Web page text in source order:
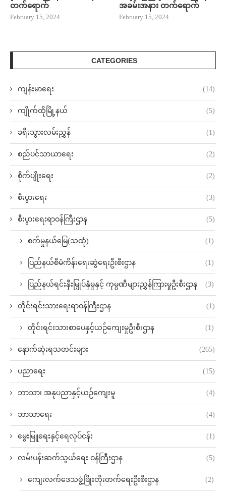
တက်ရောက်
February 15, 2024
အခမ်းအနား တက်ရောက်
February 15, 2024
CATEGORIES
ကျန်းမာရေး (14)
ကျိုက်ထိုမြို့နယ် (5)
ခရီးသွားလမ်းညွှန် (1)
စည်ပင်သာယာရေး (2)
စိုက်ပျိုးရေး (2)
စီးပွားရေး (3)
စီးပွားရေးရာဝန်ကြီးဌာန (5)
စက်မှုနယ်မြေ(သထုံ) (1)
ပြည်နယ်စီမံကိန်းရေးဆွဲရေးဦးစီးဌာန (1)
ပြည်နယ်ရင်းနှီးမြှုပ်နှံမှုနှင့် ကုမ္ပဏီများညွှန်ကြားမှုဦးစီးဌာန (3)
တိုင်းရင်းသားရေးရာဝန်ကြီးဌာန (1)
တိုင်းရင်းသားစာပေနှင့်ယဉ်ကျေးမှုဦးစီးဌာန (1)
နောက်ဆုံးရသတင်းများ (265)
ပညာရေး (15)
ဘာသာ၊ အနုပညာနှင့်ယဉ်ကျေးမူ (4)
ဘာသာရေး (4)
မွေးမြူရေးနှင့်ရေလုပ်ငန်း (1)
လမ်းပန်းဆက်သွယ်‌ရေး ဝန်ကြီးဌာန (5)
ကျေးလက်ဒေသဖွံ့ဖြိုးတိုးတက်ရေးဦးစီးဌာန (2)